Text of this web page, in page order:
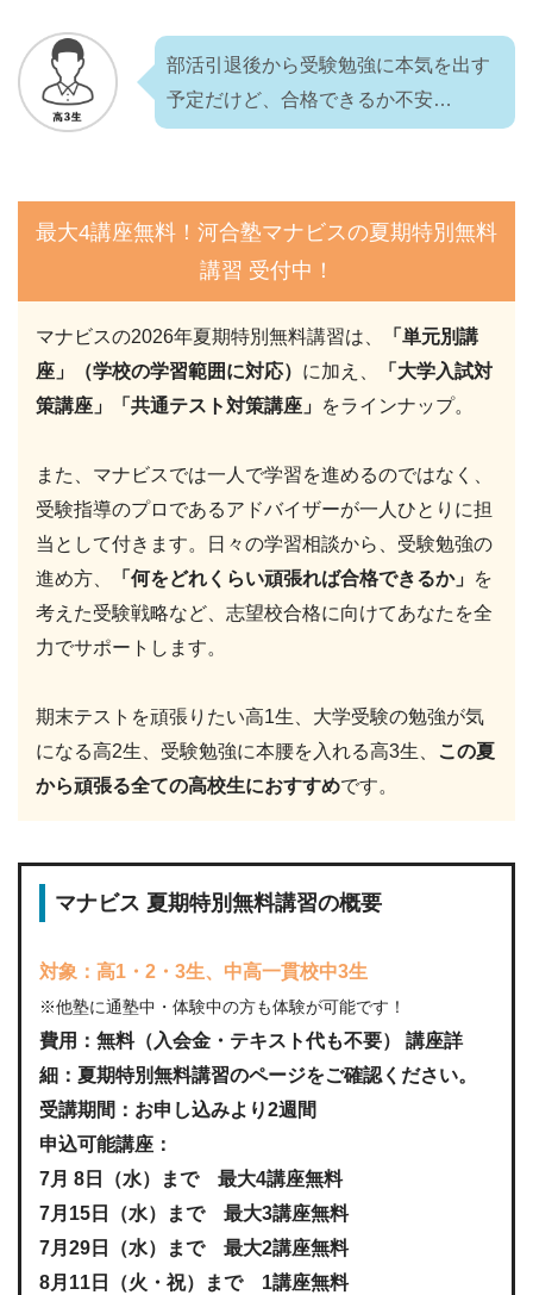
部活引退後から受験勉強に本気を出す
予定だけど、合格できるか不安…
最大4講座無料！河合塾マナビスの夏期特別無料
講習 受付中！
マナビスの2026年夏期特別無料講習は、
「単元別講
座」（学校の学習範囲に対応） に加え、
「大学入試対
策講座」「共通テスト対策講座」 をラインナップ。
また、マナビスでは一人で学習を進めるのではなく、
受験指導のプロであるアドバイザーが一人ひとりに担
当として付きます。日々の学習相談から、受験勉強の
進め方、
「何をどれくらい頑張れば合格できるか」 を
考えた受験戦略など、志望校合格に向けてあなたを全
力でサポートします。
期末テストを頑張りたい高1生、大学受験の勉強が気
になる高2生、受験勉強に本腰を入れる高3生、
この夏
から頑張る全ての高校生におすすめです。
マナビス 夏期特別無料講習の概要
対象：高1・2・3生、中高一貫校中3生
※他塾に通塾中・体験中の方も体験が可能です！
費用：無料（入会金・テキスト代も不要） 講座詳
細：夏期特別無料講習のページをご確認ください。
受講期間：お申し込みより2週間
申込可能講座：
7月 8日（水）まで 最大4講座無料
7月15日（水）まで 最大3講座無料
7月29日（水）まで 最大2講座無料
8月11日（火・祝）まで 1講座無料